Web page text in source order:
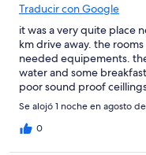
Traducir con Google
it was a very quite place
km drive away. the
needed equipements.
water and some
poor sound proof
Se alojó 1 noche en agosto
0